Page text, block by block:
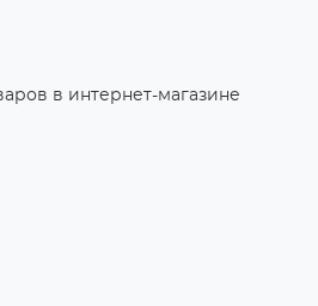
в интернет-магазине